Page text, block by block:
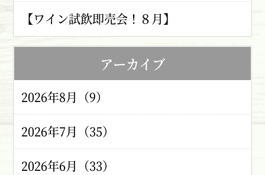
【ワイン試飲即売会！８月】
アーカイブ
2026年8月（9）
2026年7月（35）
2026年6月（33）